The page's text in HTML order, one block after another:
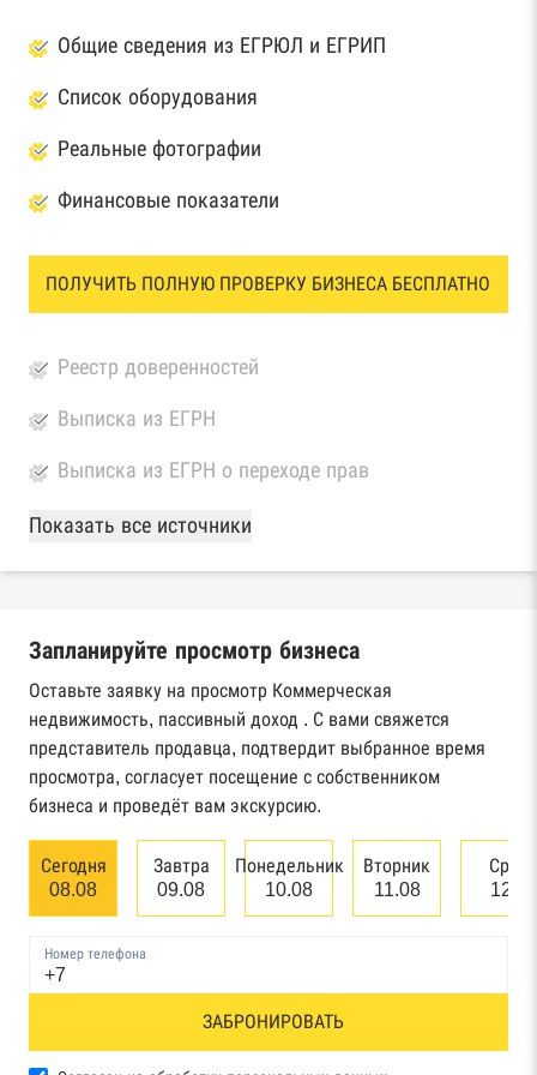
Общие сведения из ЕГРЮЛ и ЕГРИП
Список оборудования
Реальные фотографии
Финансовые показатели
ПОЛУЧИТЬ ПОЛНУЮ ПРОВЕРКУ БИЗНЕСА БЕСПЛАТНО
Реестр доверенностей
Выписка из ЕГРН
Выписка из ЕГРН о переходе прав
База Росстата
Реестры ЕГРЮЛ и ЕГРИП Федеральной
Реестр государственных контрактов
Федерального казначейства
Картотека арбитражных дел Высшего
арбитражного суда
Единый федеральный реестр сведений о
банкротстве юридических лиц
Реестр товарных знаков и знаков обслуживания
Показать все источники
Запланируйте просмотр бизнеса
Оставьте заявку на просмотр Коммерческая
недвижимость, пассивный доход . С вами свяжется
представитель продавца, подтвердит выбранное время
просмотра, согласует посещение с собственником
бизнеса и проведёт вам экскурсию.
Сегодня
08.08
Завтра
09.08
Понедельник
10.08
Вторник
11.08
12.08
Номер телефона
ЗАБРОНИРОВАТЬ